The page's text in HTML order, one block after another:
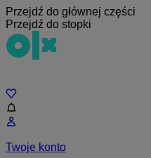
Przejdź do głównej części
Przejdź do stopki
Twoje konto